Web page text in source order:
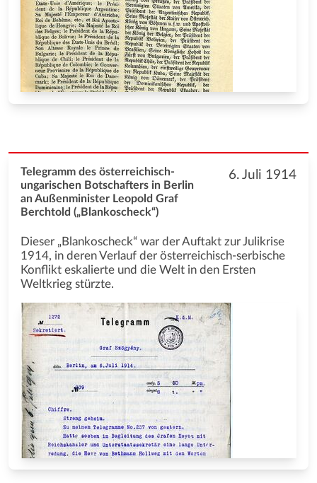
6. Juli 1914
Telegramm des österreichisch-
ungarischen Botschafters in Berlin
an Außenminister Leopold Graf
Berchtold („Blankoscheck“)
Dieser „Blankoscheck“ war der Auftakt zur Julikrise
1914, in deren Verlauf der österreichisch-serbische
Konflikt eskalierte und die Welt in den Ersten
Weltkrieg stürzte.